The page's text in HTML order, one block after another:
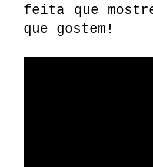
feita que
que gostem!